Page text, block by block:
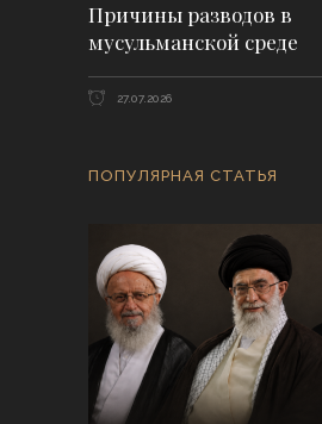
Причины разводов в
мусульманской среде
27.07.2026
ПОПУЛЯРНАЯ СТАТЬЯ